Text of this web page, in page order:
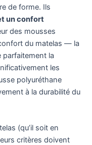
de forme. Ils
un confort
des mousses
du matelas — la
parfaitement la
les
polyuréthane
à la durabilité du
(qu’il soit en
critères doivent